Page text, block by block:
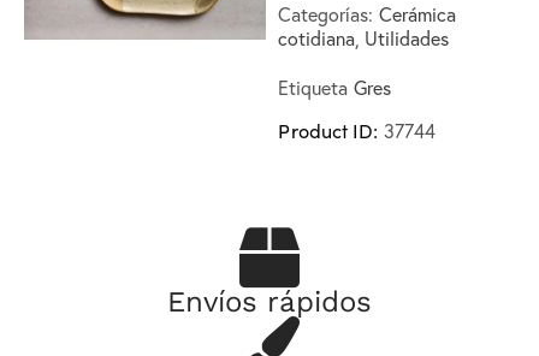
Categorías: Cerámica
cotidiana Utilidades
Etiqueta Gres
Product ID: 37744
Envíos rápidos